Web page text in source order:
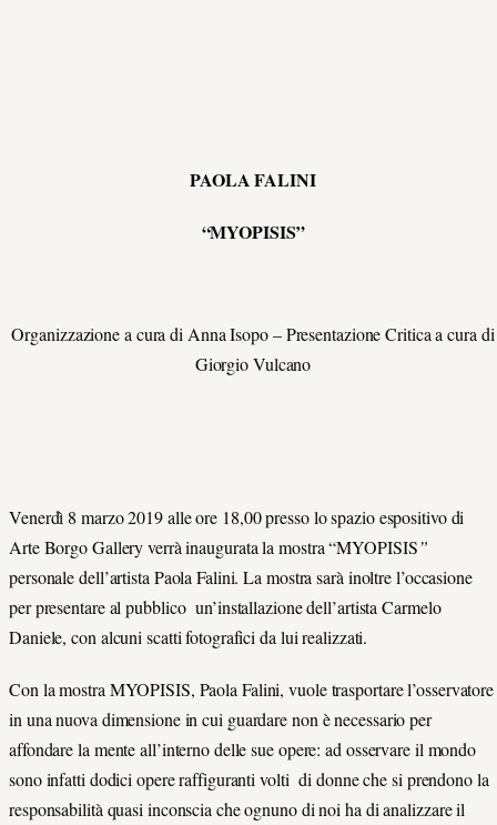
PAOLA FALINI
“MYOPISIS”
Organizzazione a cura di Anna Isopo – Presentazione Critica a cura di
Giorgio Vulcano
Venerdì 8 marzo 2019 alle ore 18,00 presso lo spazio espositivo di
Arte Borgo Gallery verrà inaugurata la mostra “MYOPISIS”
personale dell’artista Paola Falini. La mostra sarà inoltre l’occasione
per presentare al pubblico un’installazione dell’artista Carmelo
Daniele, con alcuni scatti fotografici da lui realizzati.
Con la mostra MYOPISIS, Paola Falini, vuole trasportare l’osservatore
in una nuova dimensione in cui guardare non è necessario per
affondare la mente all’interno delle sue opere: ad osservare il mondo
sono infatti dodici opere raffiguranti volti di donne che si prendono la
responsabilità quasi inconscia che ognuno di noi ha di analizzare il